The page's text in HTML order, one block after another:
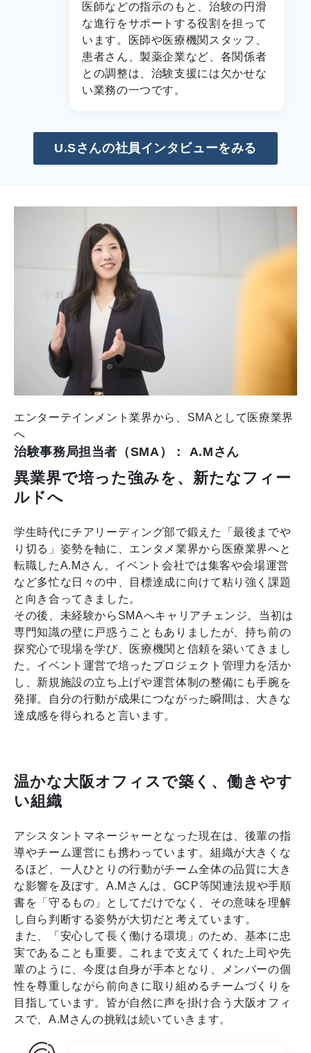
医師などの指示のもと、治験の円滑
な進行をサポートする役割を担って
います。医師や医療機関スタッフ、
患者さん、製薬企業など、各関係者
との調整は、治験支援には欠かせな
い業務の一つです。
U.Sさんの社員インタビューをみる
エンターテインメント業界から、SMAとして医療業界
へ
治験事務局担当者（SMA）： A.Mさん
異業界で培った強みを、新たなフィー
ルドへ
学生時代にチアリーディング部で鍛えた「最後までや
り切る」姿勢を軸に、エンタメ業界から医療業界へと
転職したA.Mさん。イベント会社では集客や会場運営
など多忙な日々の中、目標達成に向けて粘り強く課題
と向き合ってきました。
その後、未経験からSMAへキャリアチェンジ。当初は
専門知識の壁に戸惑うこともありましたが、持ち前の
探究心で現場を学び、医療機関と信頼を築いてきまし
た。イベント運営で培ったプロジェクト管理力を活か
し、新規施設の立ち上げや運営体制の整備にも手腕を
発揮。自分の行動が成果につながった瞬間は、大きな
達成感を得られると言います。
温かな大阪オフィスで築く、働きやす
い組織
アシスタントマネージャーとなった現在は、後輩の指
導やチーム運営にも携わっています。組織が大きくな
るほど、一人ひとりの行動がチーム全体の品質に大き
な影響を及ぼす。A.Mさんは、GCP等関連法規や手順
書を「守るもの」としてだけでなく、その意味を理解
し自ら判断する姿勢が大切だと考えています。
また、「安心して長く働ける環境」のため、基本に忠
実であることも重要。これまで支えてくれた上司や先
輩のように、今度は自身が手本となり、メンバーの個
性を尊重しながら前向きに取り組めるチームづくりを
目指しています。皆が自然に声を掛け合う大阪オフィ
スで、A.Mさんの挑戦は続いていきます。